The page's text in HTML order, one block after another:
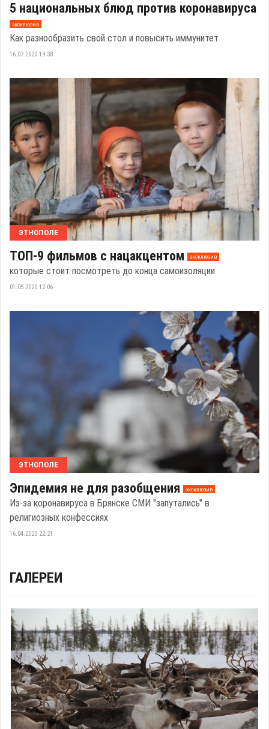
5 национальных блюд против коронавируса
эксклюзив
Как разнообразить свой стол и повысить иммунитет
16.07.2020 19:38
ЭТНОПОЛЕ
ТОП-9 фильмов с нацакцентом эксклюзив
которые стоит посмотреть до конца самоизоляции
01.05.2020 12:06
ЭТНОПОЛЕ
Эпидемия не для разобщения эксклюзив
Из-за коронавируса в Брянске СМИ "запутались" в
религиозных конфессиях
16.04.2020 22:21
ГАЛЕРЕИ